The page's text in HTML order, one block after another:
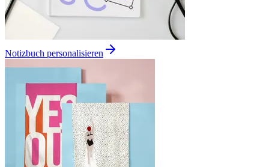
Notizbuch personalisieren